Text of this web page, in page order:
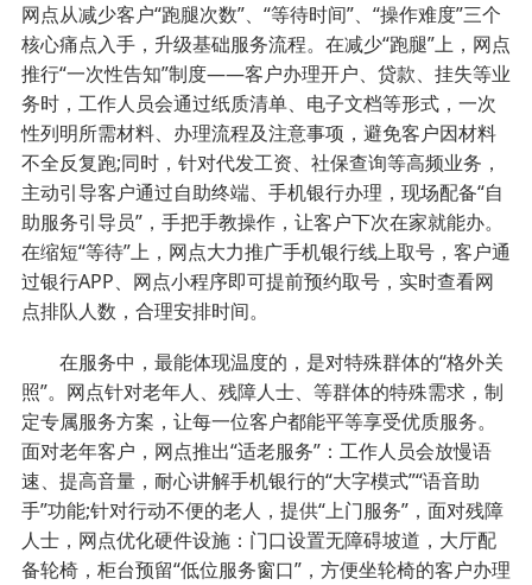
网点从减少客户“跑腿次数”、“等待时间”、“操作难度”三个
核心痛点入手，升级基础服务流程。在减少“跑腿”上，网点
推行“一次性告知”制度——客户办理开户、贷款、挂失等业
务时，工作人员会通过纸质清单、电子文档等形式，一次
性列明所需材料、办理流程及注意事项，避免客户因材料
不全反复跑;同时，针对代发工资、社保查询等高频业务，
主动引导客户通过自助终端、手机银行办理，现场配备“自
助服务引导员”，手把手教操作，让客户下次在家就能办。
在缩短“等待”上，网点大力推广手机银行线上取号，客户通
过银行APP、网点小程序即可提前预约取号，实时查看网
点排队人数，合理安排时间。
在服务中，最能体现温度的，是对特殊群体的“格外关
照”。网点针对老年人、残障人士、等群体的特殊需求，制
定专属服务方案，让每一位客户都能平等享受优质服务。
面对老年客户，网点推出“适老服务”：工作人员会放慢语
速、提高音量，耐心讲解手机银行的“大字模式”“语音助
手”功能;针对行动不便的老人，提供“上门服务”，面对残障
人士，网点优化硬件设施：门口设置无障碍坡道，大厅配
备轮椅，柜台预留“低位服务窗口”，方便坐轮椅的客户办理